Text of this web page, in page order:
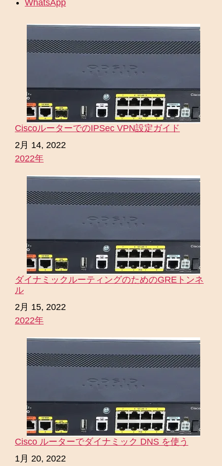
WhatsApp
CiscoルーターでのIPSec VPN設定ガイド
日付
2月 14, 2022
関連理由
2022年
ダイナミックルーティングのためのGREトンネ
ル
日付
2月 15, 2022
関連理由
2022年
Cisco ルーターでダイナミック DNS を使う
日付
1月 20, 2022